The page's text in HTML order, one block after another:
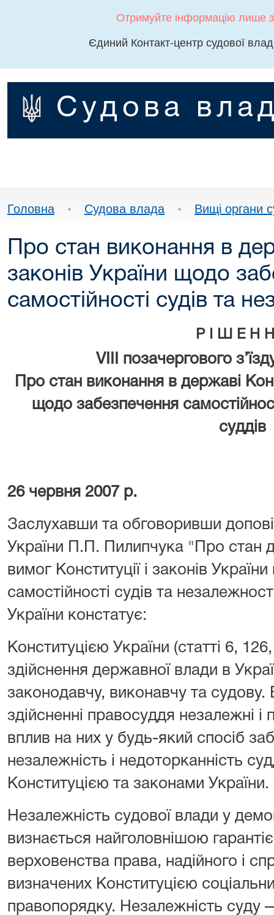
Отримуйте інформацію лише
Єдиний Контакт-центр судової
Судова
Головна • Судова влада • Вищі органи
Про стан виконання в
законів України щодо
самостійності судів та
Р І Ш Е Н
VIII позачергового
Про стан виконання в державі
щодо забезпечення
суддів
26 червня 2007 р.
Заслухавши та обговоривши
України П.П. Пилипчука "Про стан
вимог Конституції і законів
самостійності судів та
України констатує:
Конституцією України (статті 6,
здійснення державної влади в
законодавчу, виконавчу та
здійсненні правосуддя незалежні
вплив на них у будь-який спосіб
незалежність і недоторканність
Конституцією та законами України.
Незалежність судової влади у
визнається найголовнішою
верховенства права, надійного і
визначених Конституцією
правопорядку. Незалежність суду